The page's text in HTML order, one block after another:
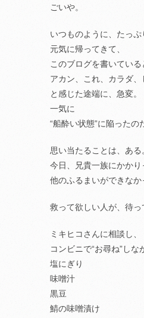
ごいや。
いつものように、たっぷ
元気に帰ってきて、
このブログを書いている
アカン、これ、カラダ
と感じた途端に、急変。
一気に
“船酔い状態”に陥ったの
思い当たることは、ある
今日、兄貴一族にかかり
他のふるまいができなか
救って欲しい人が、待っ
ミキヒコさんに相談し、
コンビニで“お尋ね”しな
塩にぎり
味噌汁
黒豆
鯖の味噌漬け